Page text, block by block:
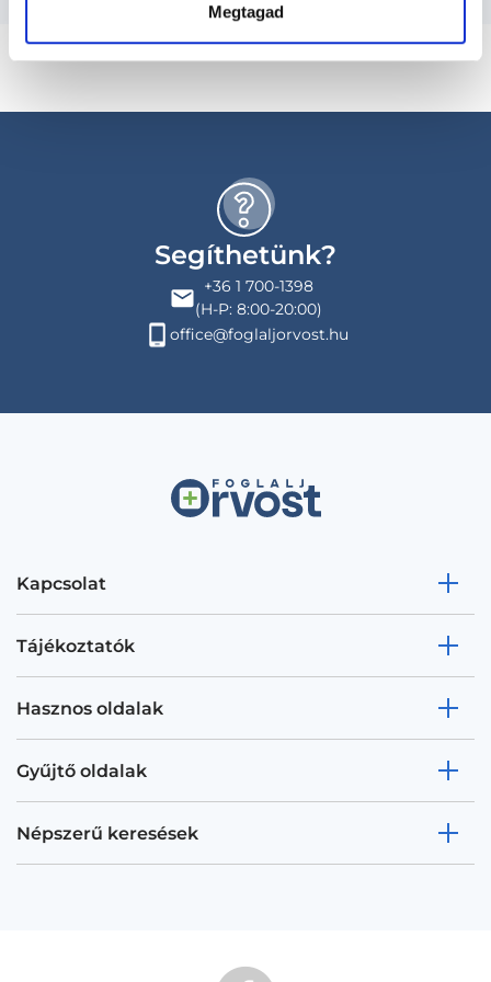
Megtagad
Segíthetünk?
+36 1 700-1398
(H-P: 8:00-20:00)
office@foglaljorvost.hu
Kapcsolat
Tájékoztatók
Hasznos oldalak
Gyűjtő oldalak
Népszerű keresések